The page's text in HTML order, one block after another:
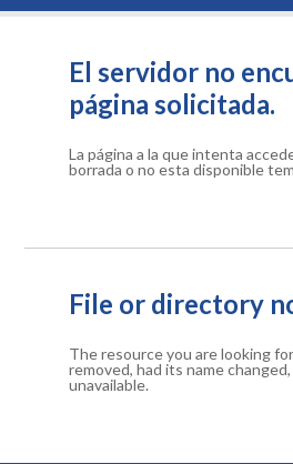
El servidor no
página solicitada.
La página a la que intenta
borrada o no esta disponible
File or directory
The resource you are looking
removed, had its name
unavailable.